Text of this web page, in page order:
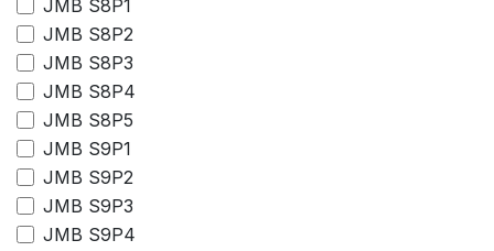
JMB S8P1
JMB S8P2
JMB S8P3
JMB S8P4
JMB S8P5
JMB S9P1
JMB S9P2
JMB S9P3
JMB S9P4